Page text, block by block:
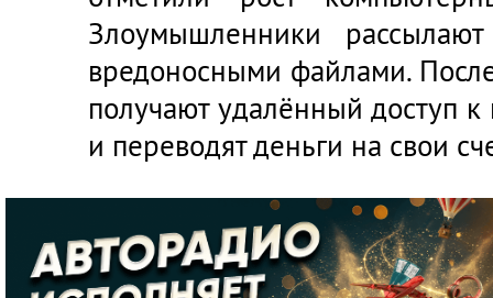
Злоумышленники
вредоносными файлами.
получают удалённый доступ
и переводят деньги на свои